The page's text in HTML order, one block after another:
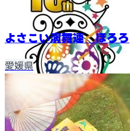
よさこい演舞連 ほろろ
愛媛県